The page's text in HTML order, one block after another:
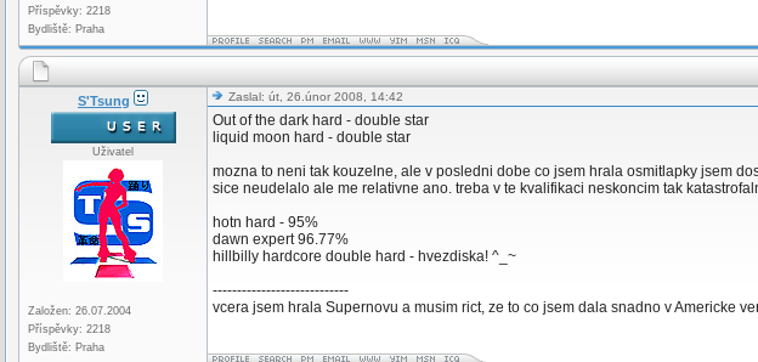
Příspěvky: 2218
Bydliště: Praha
S'Tsung
Uživatel
Založen: 26.07.2004
Příspěvky: 2218
Bydliště: Praha
Zaslal: út, 26.únor 2008, 14:42
Out of the dark hard - double star
liquid moon hard - double star
mozna to neni tak kouzelne, ale v posledni dobe co jsem hrala osmitlapky jsem
sice neudelalo ale me relativne ano. treba v te kvalifikaci neskoncim tak
hotn hard - 95%
dawn expert 96.77%
hillbilly hardcore double hard - hvezdiska! ^_~
----------------------------
vcera jsem hrala Supernovu a musim rict, ze to co jsem dala snadno v Americke